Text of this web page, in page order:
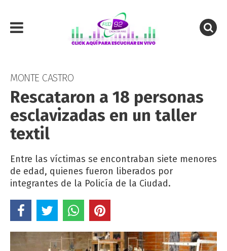
MONTE CASTRO
Rescataron a 18 personas
esclavizadas en un taller
textil
Entre las víctimas se encontraban siete menores
de edad, quienes fueron liberados por
integrantes de la Policía de la Ciudad.